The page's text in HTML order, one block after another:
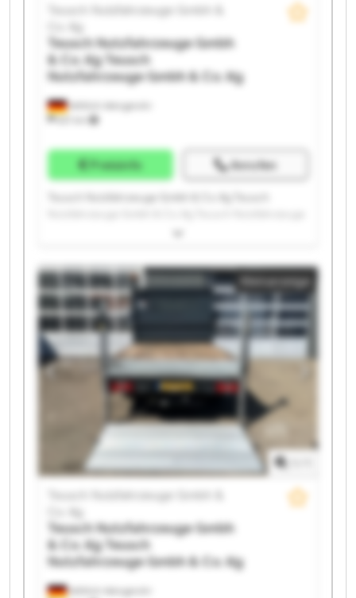
Wittlich-Wengerohr
621 km
Teusch Nutzfahrzeuge Gmbh &
Co. Kg
Teusch Nutzfahrzeuge Gmbh
& Co. Kg Teusch
Nutzfahrzeuge Gmbh & Co. Kg
Preisinfo Anrufen
Teusch Nutzfahrzeuge Gmbh & Co. Kg Teusch
Gmbh & Co. Kg Teusch Nutzfahrzeuge Gmbh & Co. Kg
Nutzfahrzeuge Gmbh & Co. Kg Teusch Nutzfahrzeuge
Gmbh & Co. Kg Teusch Nutzfahrzeuge Gmbh & Co. Kg
Teusch Nutzfahrzeuge Gmbh & Co. Kg Teusch
Nutzfahrzeuge Gmbh & Co. Kg Teusch Nutzfahrzeuge
Gmbh & Co. Kg Teusch Nutzfahrzeuge Gmbh & Co. Kg
Teusch Nutzfahrzeuge Gmbh & Co. Kg Teusch
Nutzfahrzeuge Gmbh & Co. Kg Teusch Nutzfahrzeuge
Gmbh & Co. Kg Teusch Nutzfahrzeuge Gmbh & Co. Kg
Teusch Nutzfahrzeuge Gmbh & Co. Kg Teusch
Nutzfahrzeuge Gmbh & Co. Kg Teusch Nutzfahrzeuge
Gmbh & Co. Kg Teusch Nutzfahrzeuge Gmbh & Co. Kg
Kleinanzeige
Wittlich-Wengerohr
Teusch Nutzfahrzeuge Gmbh &
Teusch Nutzfahrzeuge Gmbh
& Co. Kg Teusch
Nutzfahrzeuge Gmbh & Co. Kg